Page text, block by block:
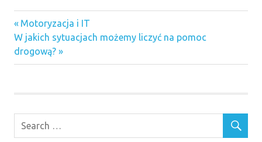
samochody
używane
Nawigacja
wpisu
Previous
Post:
Motoryzacja i IT
Next
Post:
W jakich sytuacjach możemy liczyć na pomoc
drogową?